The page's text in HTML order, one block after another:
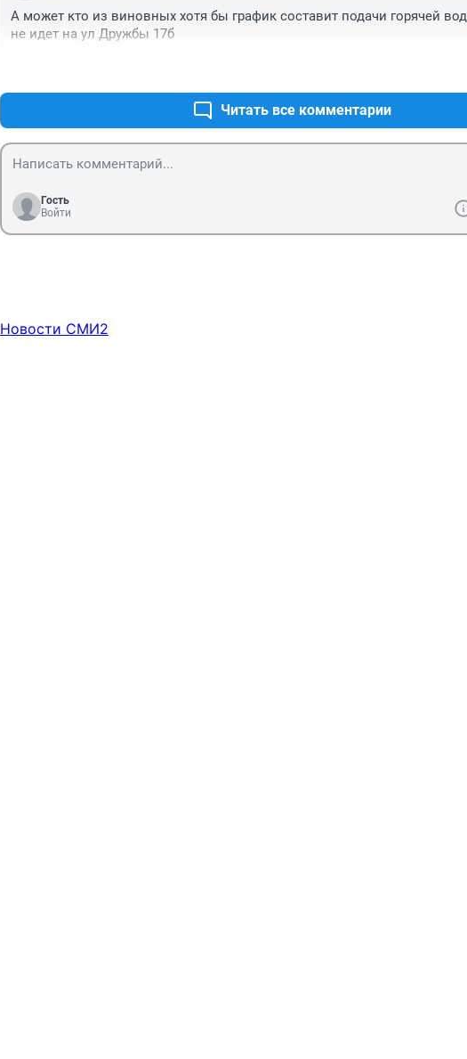
А может кто из виновных хотя бы график составит подачи горячей
не идет на ул Дружбы 17б
Читать все комментарии
Гость
Войти
Новости СМИ2